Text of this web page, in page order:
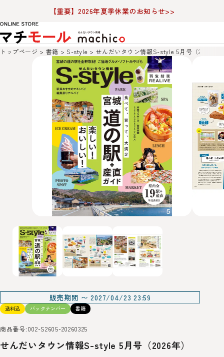
【重要】2026年夏季休業のお知らせ>>
トップページ 書籍 S-style せんだいタウン情報S-style 5月号（2026年）
販売期間 〜 2027/04/23 23:59
送料込 バックナンバー 書籍
商品番号 002-S2605-20260325
せんだいタウン情報S-style 5月号（2026年）